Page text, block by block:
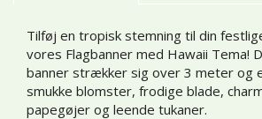
Tilføj en tropisk stemning til din
vores Flagbanner med Hawaii Tema!
banner strækker sig over 3 meter og
smukke blomster, frodige blade,
papegøjer og leende tukaner.